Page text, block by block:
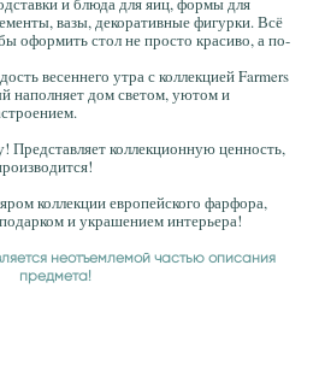
вазы, декоративные фигурки. Всё
оформить стол не просто красиво, а по-
весеннего утра с коллекцией Farmers
наполняет дом светом, уютом и
коллекционную ценность,
коллекции европейского фарфора,
и украшением интерьера!
неотъемлемой частью описания
предмета!